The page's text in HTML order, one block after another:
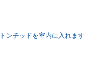
ンチッドを室内に入れま